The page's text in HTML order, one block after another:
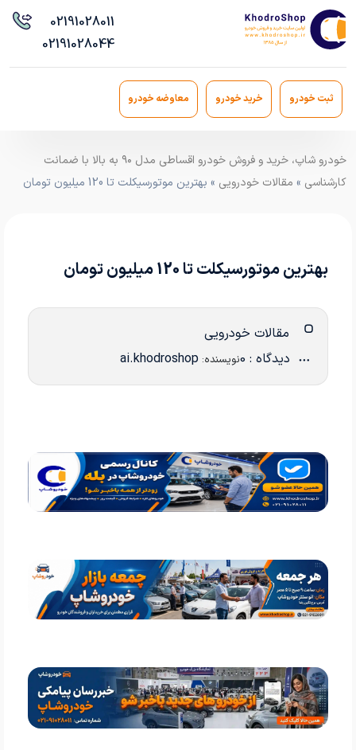
02191028011
02191028044
ثبت خودرو خرید خودرو معاوضه خودرو
خودرو شاپ، خرید و فروش خودرو اقساطی مدل ۹۰ به بالا با ضمانت
کارشناسی » مقالات خودرویی » بهترین موتورسیکلت تا 120 میلیون تومان
بهترین موتورسیکلت تا 120 میلیون تومان
مقالات خودرویی
دیدگاه : 0 نویسنده: ai.khodroshop